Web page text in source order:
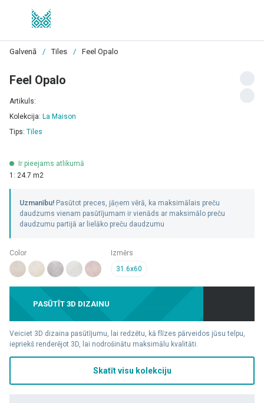
Galvenā / Tiles / Feel Opalo
Feel Opalo
Artikuls:
Kolekcija: La Maison
Tips: Tiles
Ir pieejams atlikumā
1: 24.7 m2
Uzmanību! Pasūtot preces, jāņem vērā, ka maksimālais preču
daudzums vienam pasūtījumam ir vienāds ar maksimālo preču
daudzumu partijā ar lielāko preču daudzumu
Color
Izmērs
31.6x60
PASŪTĪT 3D DIZAINU
Veiciet 3D dizaina pasūtījumu, lai redzētu, kā flīzes pārveidos jūsu telpu,
iepriekš renderējot 3D, lai nodrošinātu maksimālu kvalitāti.
Skatīt visu kolekciju